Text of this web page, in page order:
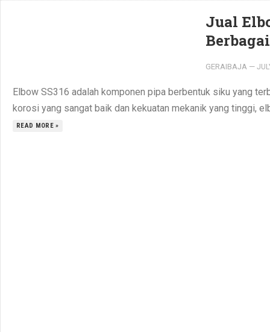
Jual
GERAIBAJA —
Elbow SS316 adalah komponen pipa berbentuk siku yang
korosi yang sangat baik dan kekuatan mekanik yang tinggi,
READ MORE »